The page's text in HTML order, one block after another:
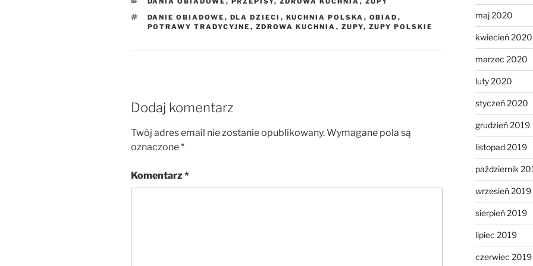
TAGI
DANIE OBIADOWE , DLA DZIECI , KUCHNIA POLSKA , OBIAD ,
POTRAWY TRADYCYJNE , ZDROWA KUCHNIA , ZUPY, ZUPY POLSKIE
Dodaj komentarz
Twój adres email nie zostanie opublikowany.Wymagane pola są
oznaczone*
Komentarz *
maj 2020
kwiecień 2020
marzec 2020
luty 2020
styczeń 2020
grudzień 2019
listopad 2019
październik
wrzesień 2019
sierpień 2019
lipiec 2019
czerwiec 2019